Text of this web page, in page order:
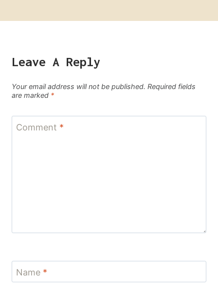
Leave A Reply
Your email address will not be published. Required fields
are marked *
Comment *
Name *